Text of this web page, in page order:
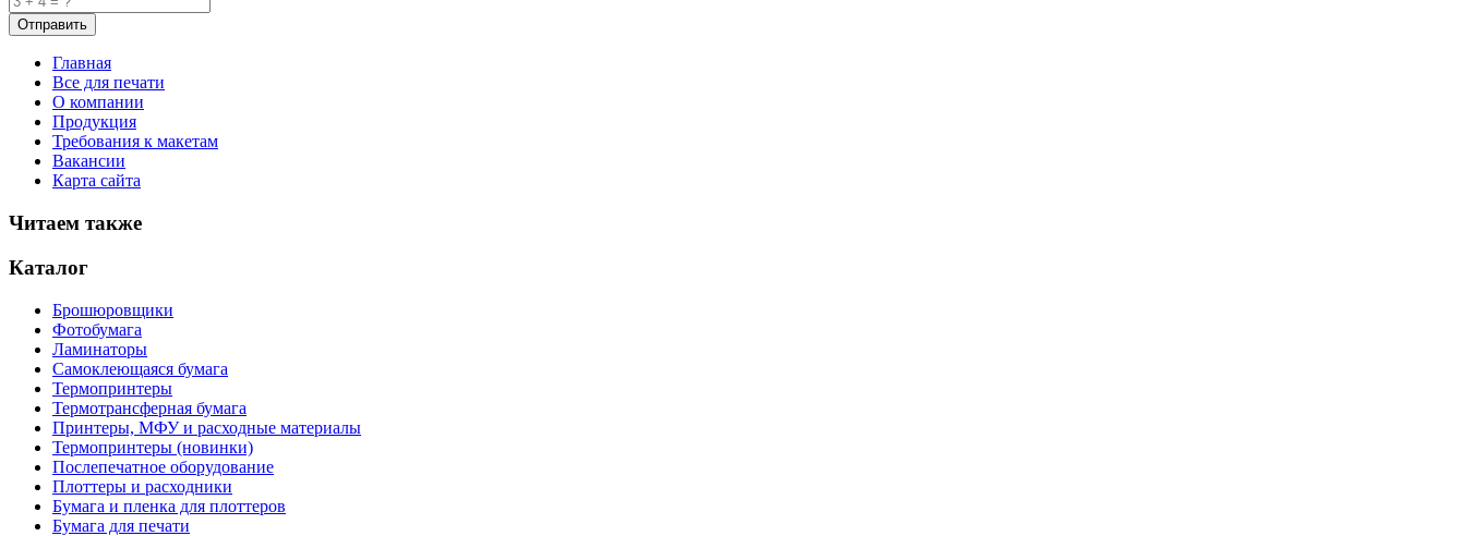
Главная
Все для печати
О компании
Продукция
Требования к макетам
Вакансии
Карта сайта
Читаем также
Каталог
Брошюровщики
Фотобумага
Ламинаторы
Самоклеющаяся бумага
Термопринтеры
Термотрансферная бумага
Принтеры, МФУ и расходные материалы
Термопринтеры (новинки)
Послепечатное оборудование
Плоттеры и расходники
Бумага и пленка для плоттеров
Бумага для печати